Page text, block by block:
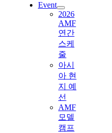
Event
2026
AMF
연간
스케
줄
아시
아 현
지 예
선
AMF
모델
캠프